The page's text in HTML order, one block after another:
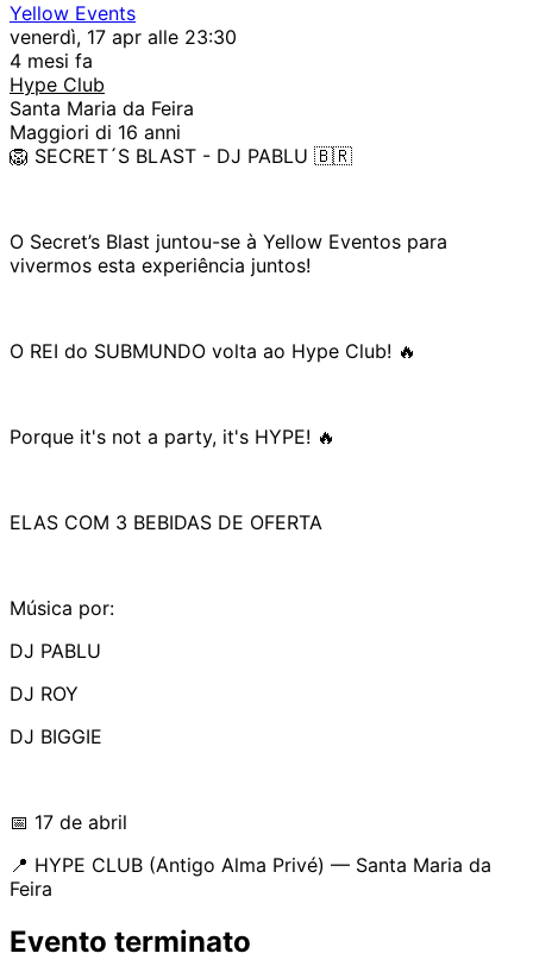
Yellow Events
venerdì, 17 apr alle 23:30
4 mesi fa
Hype Club
Santa Maria da Feira
Maggiori di 16 anni
🦁 SECRET´S BLAST - DJ PABLU 🇧🇷
O Secret’s Blast juntou-se à Yellow Eventos para
vivermos esta experiência juntos!
O REI do SUBMUNDO volta ao Hype Club! 🔥
Porque it's not a party, it's HYPE! 🔥
ELAS COM 3 BEBIDAS DE OFERTA
Música por:
DJ PABLU
DJ ROY
DJ BIGGIE
📅 17 de abril
📍 HYPE CLUB (Antigo Alma Privé) — Santa Maria da
Feira
Evento terminato